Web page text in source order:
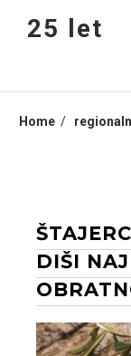
25 let
Home
DIŠI